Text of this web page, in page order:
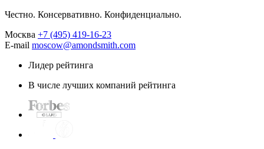
Честно. Консервативно. Конфиденциально.
Москва +7 (495) 419-16-23
E-mail moscow@amondsmith.com
Лидер рейтинга
В числе лучших компаний рейтинга